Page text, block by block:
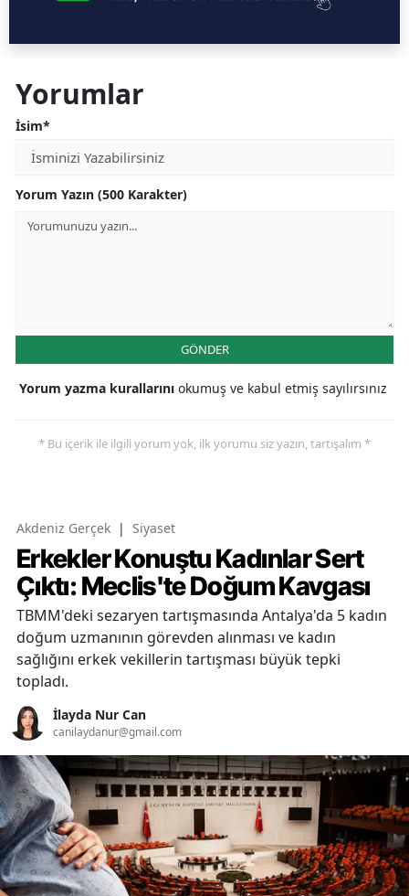
Yorumlar
İsim*
Yorum Yazın (500 Karakter)
GÖNDER
Yorum yazma kurallarını okumuş ve kabul etmiş sayılırsınız
* Bu içerik ile ilgili yorum yok, ilk yorumu siz yazın, tartışalım *
Akdeniz Gerçek | Siyaset
Erkekler Konuştu Kadınlar Sert
Çıktı: Meclis'te Doğum Kavgası
TBMM'deki sezaryen tartışmasında Antalya'da 5 kadın
doğum uzmanının görevden alınması ve kadın
sağlığını erkek vekillerin tartışması büyük tepki
topladı.
İlayda Nur Can
canilaydanur@gmail.com